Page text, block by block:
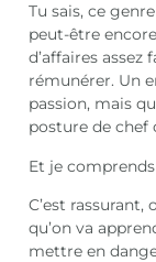
Tu sais, ce
peut-être
d’affaires assez
rémunérer. Un
passion, mais
posture de chef
Et je
C’est
qu’on va
mettre en